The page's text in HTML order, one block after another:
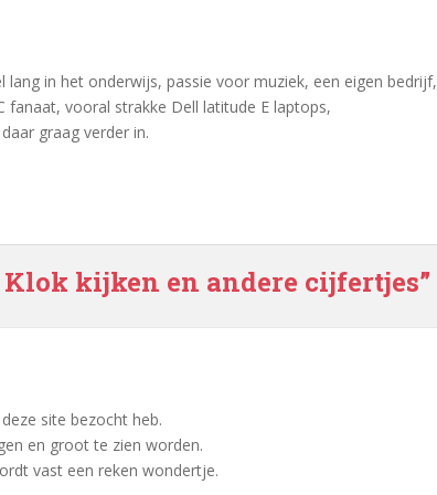
lang in het onderwijs, passie voor muziek, een eigen bedrijf,
fanaat, vooral strakke Dell latitude E laptops,
graag verder in.
Klok kijken en andere cijfertjes”
site bezocht heb.
en groot te zien worden.
vast een reken wondertje.